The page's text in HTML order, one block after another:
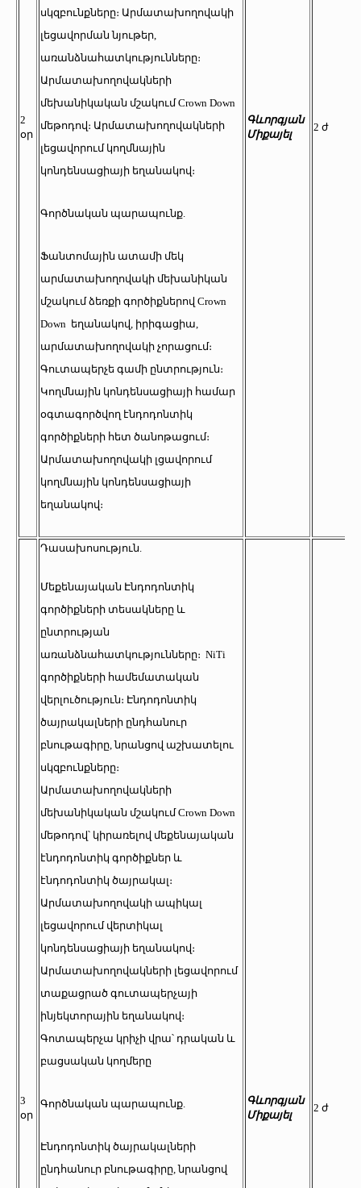
2
օր
սկզբունքները։ Արմատախողովակի
լեցավորման նյութեր,
առանձնահատկությունները։
Արմատախողովակների
մեխանիկական մշակում Crown Down
մեթոդով։ Արմատախողովակների
լեցավորում կողմնային
կոնդենսացիայի եղանակով։
Գործնական պարապունք.
Ֆանտոմային ատամի մեկ
արմատախողովակի մեխանիկան
մշակում ձեռքի գործիքներով Crown
Down եղանակով, իրիգացիա,
արմատախողովակի չորացում։
Գուտապերչե գամի ընտրություն։
Կողմնային կոնդենսացիայի համար
օգտագործվող էնդոդոնտիկ
գործիքների հետ ծանոթացում։
Արմատախողովակի լցավորում
կողմնային կոնդենսացիայի
եղանակով։
Գևորգյան
Միքայել
2 ժ
3
օր
Դասախոսություն.
Մեքենայական Էնդոդոնտիկ
գործիքների տեսակները և
ընտրության
առանձնահատկությունները։ NiTi
գործիքների համեմատական
վերլուծություն։ Էնդոդոնտիկ
ծայրակալների ընդհանուր
բնութագիրը, նրանցով աշխատելու
սկզբունքները։
Արմատախողովակների
մեխանիկական մշակում Crown Down
մեթոդով՝ կիրառելով մեքենայական
էնդոդոնտիկ գործիքներ և
էնդոդոնտիկ ծայրակալ։
Արմատախողովակի ապիկալ
լեցավորում վերտիկալ
կոնդենսացիայի եղանակով։
Արմատախողովակների լեցավորում
տաքացրած գուտապերչայի
ինյեկտորային եղանակով։
Գոտապերչա կրիչի վրա՝ դրական և
բացսական կողմերը
Գործնական պարապունք.
Էնդոդոնտիկ ծայրակալների
ընդհանուր բնութագիրը, նրանցով
Գևորգյան
Միքայել
2 ժ